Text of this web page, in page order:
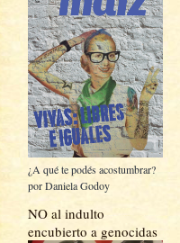
¿A qué te podés acostumbrar?
por Daniela Godoy
NO al indulto
encubierto a genocidas